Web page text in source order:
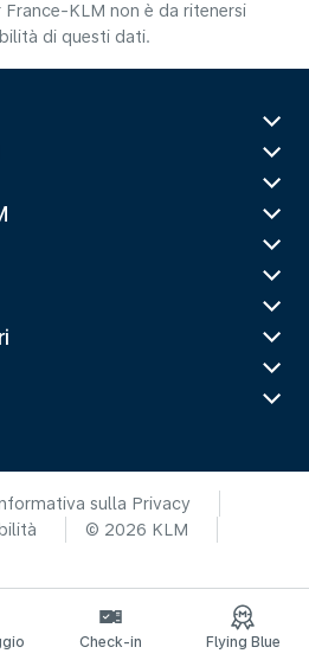
KLM non è da ritenersi
di questi dati.
sulla Privacy
© 2026 KLM
Check-in Flying Blue